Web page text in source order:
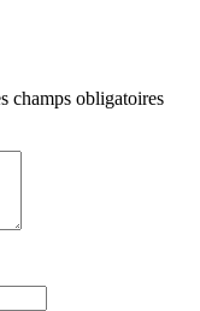
champs obligatoires